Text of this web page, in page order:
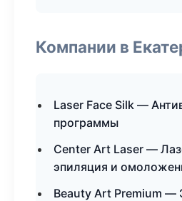
Компании в
Laser Face Silk —
программы
Center Art Laser —
эпиляция и
Beauty Art Premium —